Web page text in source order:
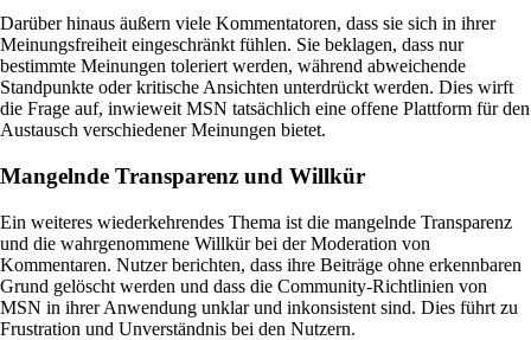
Darüber hinaus äußern viele Kommentatoren, dass sie sich in ihrer
Meinungsfreiheit eingeschränkt fühlen. Sie beklagen, dass nur
bestimmte Meinungen toleriert werden, während abweichende
Standpunkte oder kritische Ansichten unterdrückt werden. Dies wirft
die Frage auf, inwieweit MSN tatsächlich eine offene Plattform für den
Austausch verschiedener Meinungen bietet.
Mangelnde Transparenz und Willkür
Ein weiteres wiederkehrendes Thema ist die mangelnde Transparenz
und die wahrgenommene Willkür bei der Moderation von
Kommentaren. Nutzer berichten, dass ihre Beiträge ohne erkennbaren
Grund gelöscht werden und dass die Community-Richtlinien von
MSN in ihrer Anwendung unklar und inkonsistent sind. Dies führt zu
Frustration und Unverständnis bei den Nutzern.